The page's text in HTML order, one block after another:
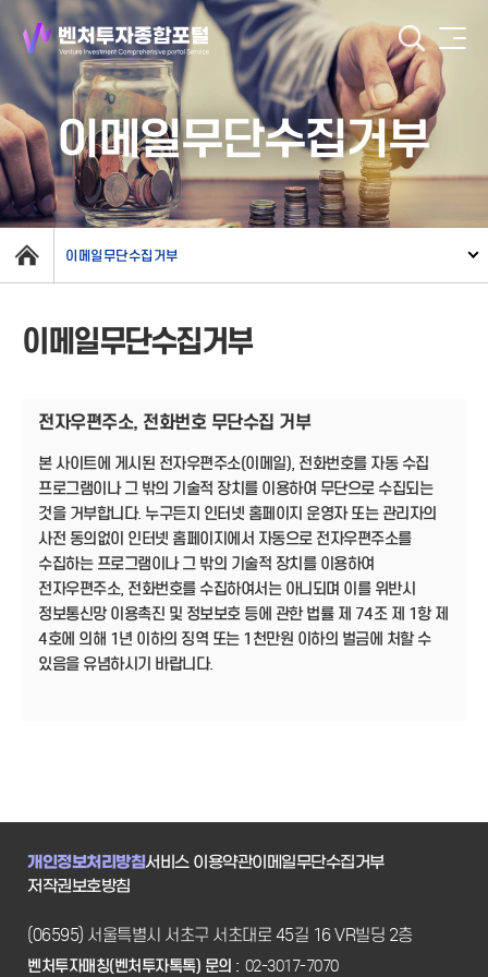
이메일무단수집거부
이메일무단수집거부
이메일무단수집거부
전자우편주소, 전화번호 무단수집 거부
본 사이트에 게시된 전자우편주소(이메일), 전화번호를 자동 수집
프로그램이나 그 밖의 기술적 장치를 이용하여 무단으로 수집되는
것을 거부합니다. 누구든지 인터넷 홈페이지 운영자 또는 관리자의
사전 동의없이 인터넷 홈페이지에서 자동으로 전자우편주소를
수집하는 프로그램이나 그 밖의 기술적 장치를 이용하여
전자우편주소, 전화번호를 수집하여서는 아니되며 이를 위반시
정보통신망 이용촉진 및 정보보호 등에 관한 법률 제 74조 제 1항 제
4호에 의해 1년 이하의 징역 또는 1천만원 이하의 벌금에 처할 수
있음을 유념하시기 바랍니다.
개인정보처리방침서비스 이용약관이메일무단수집거부
저작권보호방침
(06595) 서울특별시 서초구 서초대로 45길 16 VR빌딩 2층
벤처투자매칭(벤처투자톡톡) 문의 : 02-3017-7070